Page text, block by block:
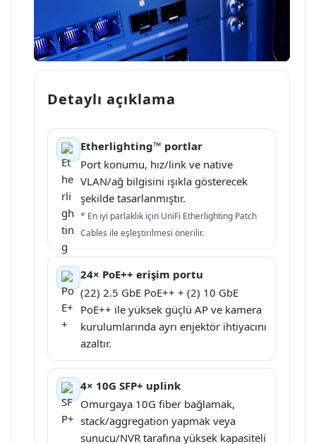
Detaylı açıklama
Etherlighting™ portlar
Port konumu, hız/link ve native
VLAN/ağ bilgisini ışıkla gösterecek
şekilde tasarlanmıştır.
* En iyi parlaklık için UniFi Etherlighting Patch
Cables ile eşleştirilmesi önerilir.
24× PoE++ erişim portu
(22) 2.5 GbE PoE++ + (2) 10 GbE
PoE++ ile yüksek güçlü AP ve kamera
kurulumlarında ayrı enjektör ihtiyacını
azaltır.
4× 10G SFP+ uplink
Omurgaya 10G fiber bağlamak,
stack/aggregation yapmak veya
sunucu/NVR tarafına yüksek kapasiteli